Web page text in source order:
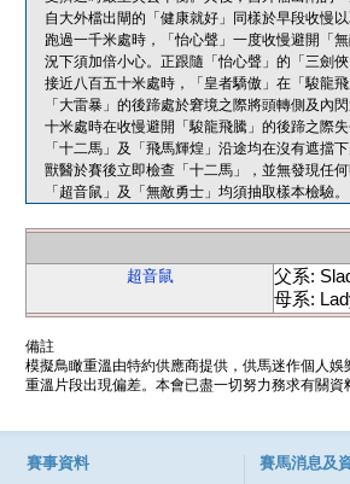
自大外檔出閘的「健康就好」同樣於早段收慢以
跑過一千米處時，「怡心聲」一度收慢避開「
況下須加倍小心。正跟隨「怡心聲」的「三劍
接近八百五十米處時，「皇者驕傲」在「駿龍
「大雷暴」的後蹄處於窘境之際將頭轉側及內
十米處時在收慢避開「駿龍飛騰」的後蹄之際
「十二馬」及「飛馬輝煌」沿途均在沒有遮擋下
獸醫於賽後立即檢查「十二馬」，並無發現任何
「超音鼠」及「無敵勇士」均須抽取樣本檢驗。
超音鼠
父系:
母系:
備註
模擬鳥瞰重溫由特約供應商提供，供馬迷作個人
重溫片段出現偏差。本會已盡一切努力務求有關
賽事資料 賽馬消息及